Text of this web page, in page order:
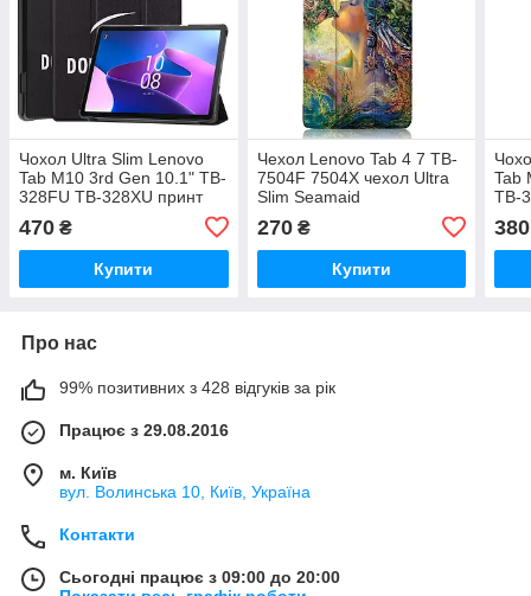
Чохол Ultra Slim Lenovo
Tab M10 3rd Gen 10.1" TB-
328FU TB-328XU принт
470 ₴
Купити
Чехол Lenovo Tab 4 7 TB-
7504F 7504X чехол Ultra
Slim Seamaid
270₴
Купити
Tab
TB-
380
Про нас
99% позитивних з 428 відгуків за рік
Працює з 29.08.2016
м. Київ
вул. Волинська 10, Київ, Україна
Контакти
Сьогодні працює з 09:00 до 20:00